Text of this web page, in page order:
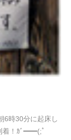
6時30分に起床し
着！ｶﾞ━━(;ﾟ